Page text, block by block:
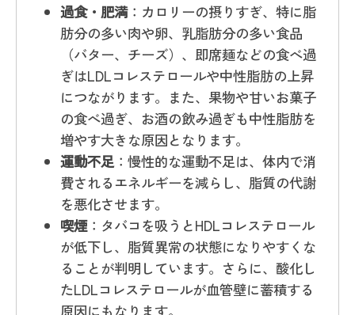
過食・肥満：カロリーの摂りすぎ、特に脂
肪分の多い肉や卵、乳脂肪分の多い食品
（バター、チーズ）、即席麺などの食べ過
ぎはLDLコレステロールや中性脂肪の上昇
につながります。また、果物や甘いお菓子
の食べ過ぎ、お酒の飲み過ぎも中性脂肪を
増やす大きな原因となります。
運動不足：慢性的な運動不足は、体内で消
費されるエネルギーを減らし、脂質の代謝
を悪化させます。
喫煙：タバコを吸うとHDLコレステロール
が低下し、脂質異常の状態になりやすくな
ることが判明しています。さらに、酸化し
たLDLコレステロールが血管壁に蓄積する
原因にもなります。